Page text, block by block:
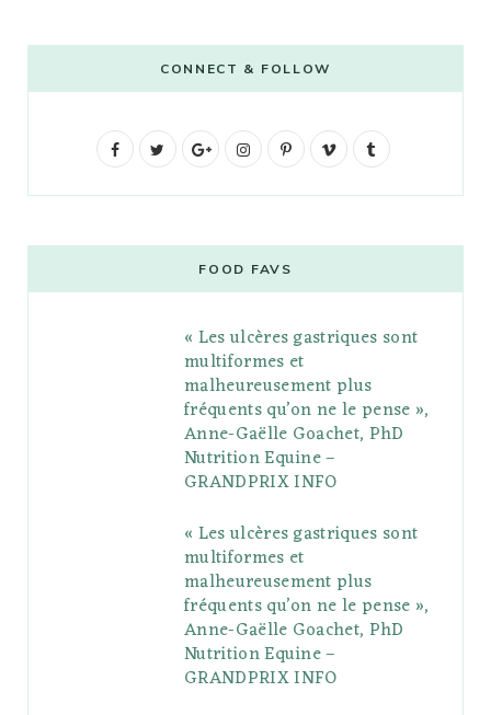
CONNECT & FOLLOW
F
b
t
G
g
l
e
P
l
s
I
t
a
g
r
a
m
P
e
r
e
s
V
o
l
r
FOOD FAVS
« Les ulcères gastriques sont
multiformes et
malheureusement plus
fréquents qu’on ne le pense »,
Anne-Gaëlle Goachet, PhD
Nutrition Equine –
GRANDPRIX INFO
« Les ulcères gastriques sont
multiformes et
malheureusement plus
fréquents qu’on ne le pense »,
Anne-Gaëlle Goachet, PhD
Nutrition Equine –
GRANDPRIX INFO